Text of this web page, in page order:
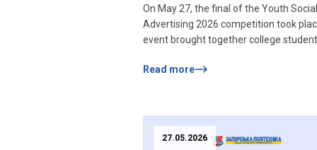
On May 27, the final of the Youth Social
Advertising 2026 competition took
event brought together college
secondary education from various
people. This year, the competition went
beyond the region: 21 works in video
Read more
27.05.2026